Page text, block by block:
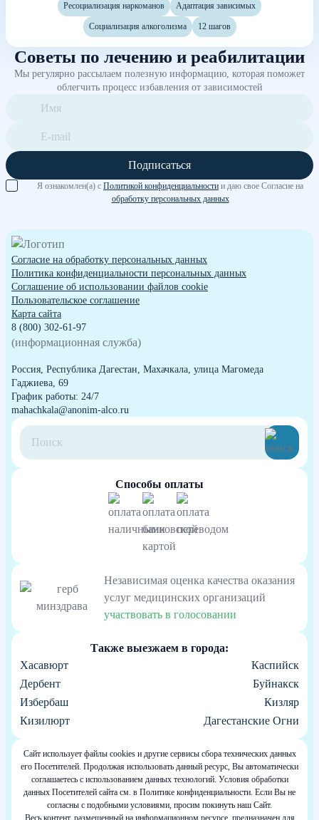
Ресоциализация наркоманов Адаптация зависимых
Социализация алкоголизма 12 шагов
Советы по лечению и реабилитации
Мы регулярно рассылаем полезную информацию, которая поможет
облегчить процесс избавления от зависимостей
Подписаться
Я ознакомлен(а) с Политикой конфиденциальности и даю свое Согласие на
обработку персональных данных
Согласие на обработку персональных данных
Политика конфиденциальности персональных данных
Cоглашение об использовании файлов cookie
Пользовательское соглашение
Карта сайта
8 (800) 302-61-97
(информационная служба)
Россия, Республика Дагестан, Махачкала, улица Магомеда
Гаджиева, 69
График работы: 24/7
mahachkala@anonim-alco.ru
Способы оплаты
Независимая оценка качества оказания
услуг медицинских организаций
участвовать в голосовании
Также выезжаем в города:
Хасавюрт
Каспийск
Дербент
Буйнакск
Избербаш
Кизляр
Кизилюрт
Дагестанские Огни
Сайт использует файлы cookies и другие сервисы сбора технических данных
его Посетителей. Продолжая использовать данный ресурс, Вы автоматически
соглашаетесь с использованием данных технологий. Условия обработки
данных Посетителей сайта см. в Политике конфиденциальности. Если Вы не
согласны с подобными условиями, просим покинуть наш Сайт.